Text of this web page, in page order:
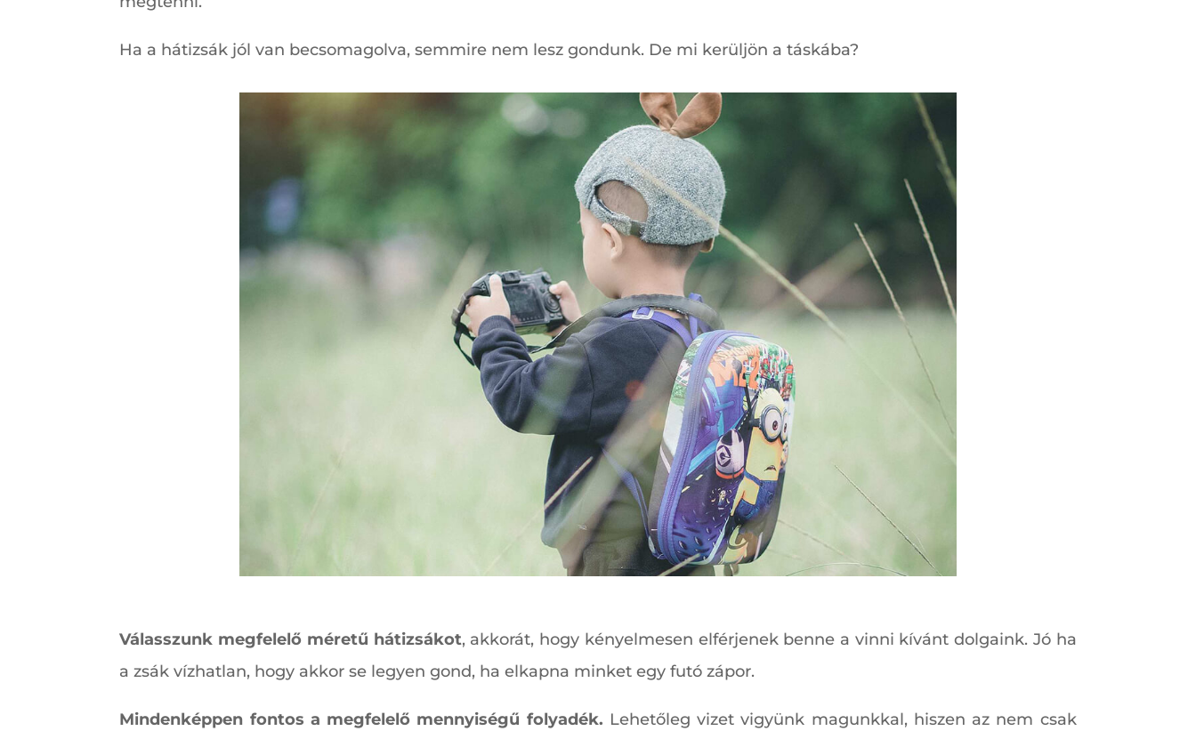
Ha a hátizsák jól van becsomagolva, semmire nem lesz gondunk. De mi kerüljön a táskába?
Válasszunk megfelelő méretű hátizsákot, akkorát, hogy kényelmesen elférjenek benne a vinni kívánt dolgaink. Jó ha
a zsák vízhatlan, hogy akkor se legyen gond, ha elkapna minket egy futó zápor.
Mindenképpen fontos a megfelelő mennyiségű folyadék. Lehetőleg vizet vigyünk magunkkal, hiszen az nem csak